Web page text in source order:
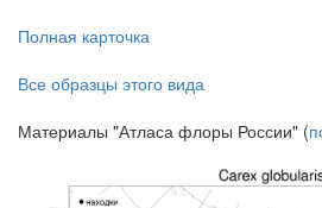
Полная карточка
Все образцы этого вида
Материалы "Атласа флоры России" (